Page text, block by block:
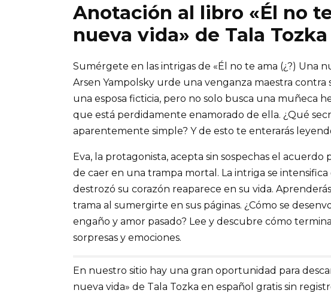
Anotación al libro «Él no
nueva vida» de Tala Tozka
Sumérgete en las intrigas de «Él no te ama (¿?) Una
Arsen Yampolsky urde una venganza maestra
una esposa ficticia, pero no solo busca una muñeca
que está perdidamente enamorado de ella. ¿Qué
aparentemente simple? Y de esto te enterarás
Eva, la protagonista, acepta sin sospechas el
de caer en una trampa mortal. La intriga se
destrozó su corazón reaparece en su vida.
trama al sumergirte en sus páginas. ¿Cómo se
engaño y amor pasado? Lee y descubre cómo
sorpresas y emociones.
En nuestro sitio hay una gran oportunidad para
nueva vida» de Tala Tozka en español gratis sin